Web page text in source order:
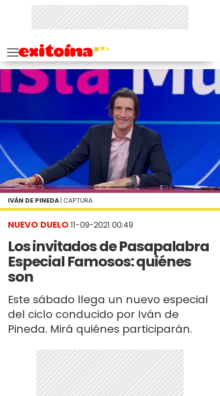
NUEVO DUELO 11-09-2021 00:49
Los invitados de Pasapalabra
Especial Famosos: quiénes
son
Este sábado llega un nuevo especial
del ciclo conducido por Iván de
Pineda. Mirá quiénes participarán.
IVÁN DE PINEDA | CAPTURA